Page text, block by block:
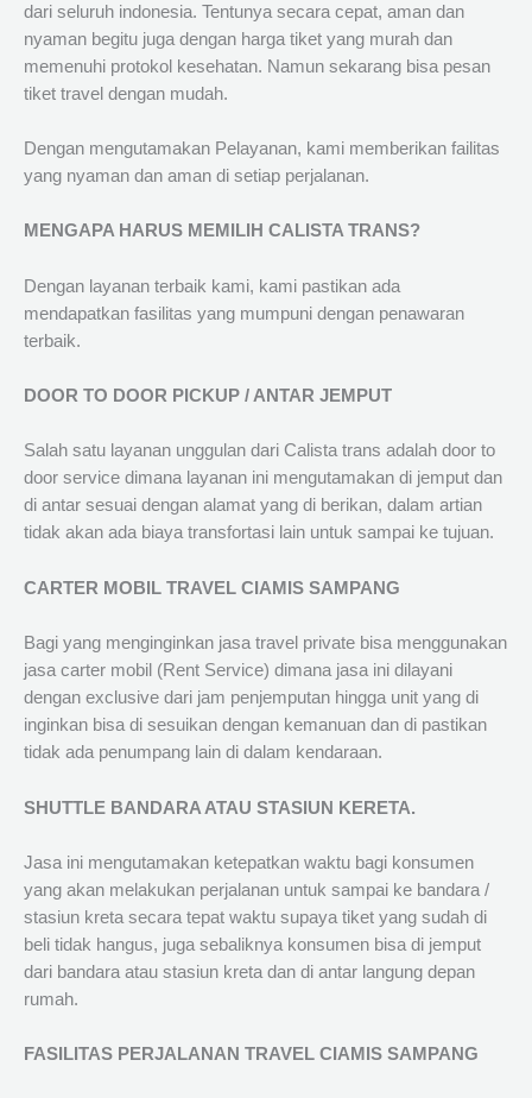
dari seluruh indonesia. Tentunya secara cepat, aman dan
nyaman begitu juga dengan harga tiket yang murah dan
memenuhi protokol kesehatan. Namun sekarang bisa pesan
tiket travel dengan mudah.
Dengan mengutamakan Pelayanan, kami memberikan failitas
yang nyaman dan aman di setiap perjalanan.
MENGAPA HARUS MEMILIH CALISTA TRANS?
Dengan layanan terbaik kami, kami pastikan ada
mendapatkan fasilitas yang mumpuni dengan penawaran
terbaik.
DOOR TO DOOR PICKUP / ANTAR JEMPUT
Salah satu layanan unggulan dari Calista trans adalah door to
door service dimana layanan ini mengutamakan di jemput dan
di antar sesuai dengan alamat yang di berikan, dalam artian
tidak akan ada biaya transfortasi lain untuk sampai ke tujuan.
CARTER MOBIL TRAVEL CIAMIS SAMPANG
Bagi yang menginginkan jasa travel private bisa menggunakan
jasa carter mobil (Rent Service) dimana jasa ini dilayani
dengan exclusive dari jam penjemputan hingga unit yang di
inginkan bisa di sesuikan dengan kemanuan dan di pastikan
tidak ada penumpang lain di dalam kendaraan.
SHUTTLE BANDARA ATAU STASIUN KERETA.
Jasa ini mengutamakan ketepatkan waktu bagi konsumen
yang akan melakukan perjalanan untuk sampai ke bandara /
stasiun kreta secara tepat waktu supaya tiket yang sudah di
beli tidak hangus, juga sebaliknya konsumen bisa di jemput
dari bandara atau stasiun kreta dan di antar langung depan
rumah.
FASILITAS PERJALANAN TRAVEL CIAMIS SAMPANG